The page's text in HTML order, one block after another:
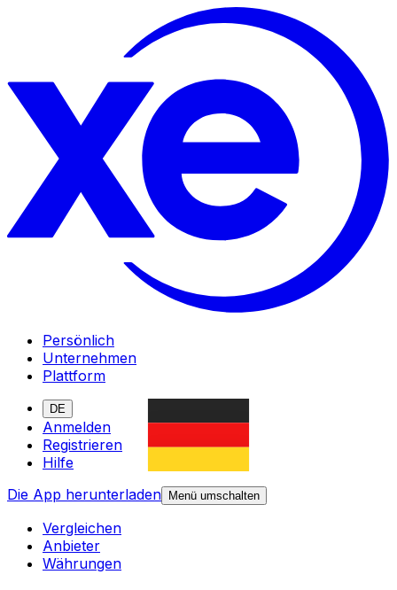
Persönlich
Unternehmen
Plattform
DE
Anmelden
Registrieren
Hilfe
Die App herunterladen
Menü umschalten
Vergleichen
Anbieter
Währungen